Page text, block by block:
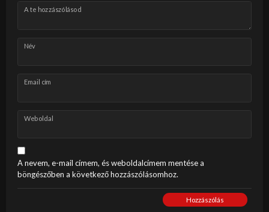
A te hozzászólásod
Név
Email cím
Weboldal
A nevem, e-mail címem, és weboldalcímem mentése a
böngészőben a következő hozzászólásomhoz.
Hozzászólás